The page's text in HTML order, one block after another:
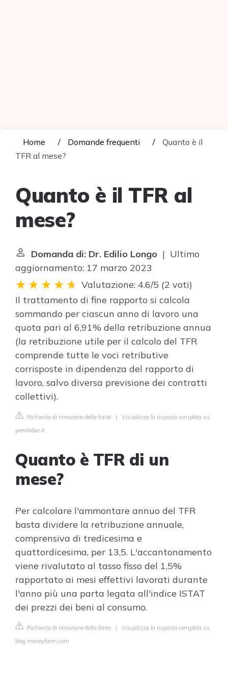
Home Domande frequenti
Quanto è il
TFR al mese?
Quanto è il TFR al
mese?
Domanda di: Dr. Edilio Longo | Ultimo
aggiornamento: 17 marzo 2023
Valutazione: 4.6/5 (2 voti)
Il trattamento di fine rapporto si calcola
sommando per ciascun anno di lavoro una
quota pari al 6,91% della retribuzione annua
(la retribuzione utile per il calcolo del TFR
comprende tutte le voci retributive
corrisposte in dipendenza del rapporto di
lavoro, salvo diversa previsione dei contratti
collettivi).
Richiesta di rimozione della fonte | Visualizza la risposta completa su
previlabor.it
Quanto è TFR di un
mese?
Per calcolare l'ammontare annuo del TFR
basta dividere la retribuzione annuale,
comprensiva di tredicesima e
quattordicesima, per 13,5. L'accantonamento
viene rivalutato al tasso fisso del 1,5%
rapportato ai mesi effettivi lavorati durante
l'anno più una parta legata all'indice ISTAT
dei prezzi dei beni al consumo.
Richiesta di rimozione della fonte | Visualizza la risposta completa su
blog.moneyfarm.com